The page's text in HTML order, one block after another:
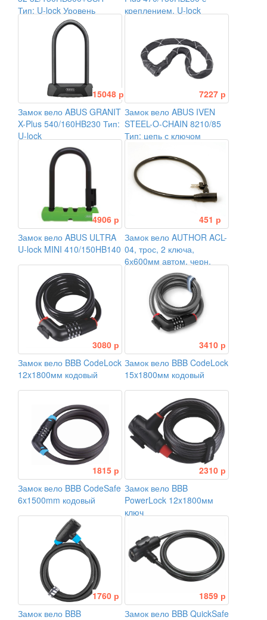
Тип: U-lock Уровень
защиты: 7/15
креплением, U-lock
15048 р
Замок вело ABUS GRANIT
X-Plus 540/160HB230 Тип:
U-lock
7227 р
Замок вело ABUS IVEN
STEEL-O-CHAIN 8210/85
Тип: цепь с ключом
4906 р
Замок вело ABUS ULTRA
U-lock MINI 410/150HB140
451 р
Замок вело AUTHOR ACL-
04, трос, 2 ключа,
6х600мм автом, черн.
3080 р
Замок вело BBB CodeLock
12x1800мм кодовый
3410 р
Замок вело BBB CodeLock
15x1800мм кодовый
1815 р
Замок вело BBB CodeSafe
6x1500mm кодовый
2310 р
Замок вело BBB
PowerLock 12x1800мм
ключ
1760 р
Замок вело BBB
1859 р
Замок вело BBB QuickSafe